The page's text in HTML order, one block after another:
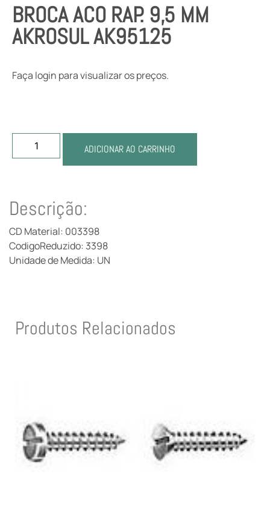
BROCA ACO RAP. 9,5 MM
AKROSUL AK95125
Faça login para visualizar os preços.
ADICIONAR AO CARRINHO
Descrição:
CD Material: 003398
CodigoReduzido: 3398
Unidade de Medida: UN
Produtos Relacionados